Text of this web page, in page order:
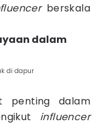
berskala
dalam
di dapur
penting dalam
influencer